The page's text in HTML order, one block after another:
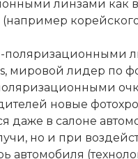
линзами как
(например
поляризационными
мировой лидер по
новые
даже в салоне
но и при
автомобиля